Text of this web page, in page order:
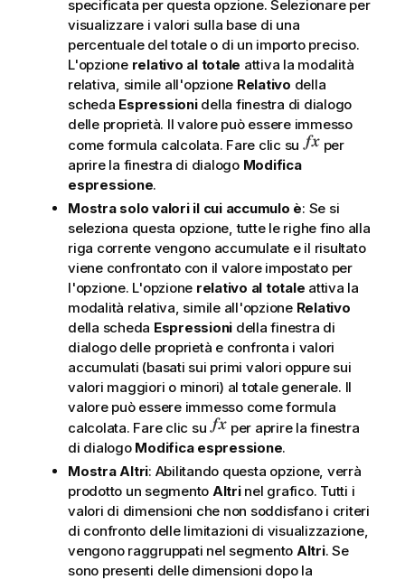
specificata per questa opzione. Selezionare per
visualizzare i valori sulla base di una
percentuale del totale o di un importo preciso.
L'opzione relativo al totale attiva la modalità
relativa, simile all'opzione Relativo della
scheda Espressionidella finestra di dialogo
delle proprietà. Il valore può essere immesso
come formula calcolata. Fare clic su
per
aprire la finestra di dialogo Modifica
espressione.
Mostra solo valori il cui accumulo è: Se si
seleziona questa opzione, tutte le righe fino alla
riga corrente vengono accumulate e il risultato
viene confrontato con il valore impostato per
l'opzione. L'opzione relativo al totale attiva la
modalità relativa, simile all'opzione Relativo
della scheda Espressioni della finestra di
dialogo delle proprietà e confronta i valori
accumulati (basati sui primi valori oppure sui
valori maggiori o minori) al totale generale. Il
valore può essere immesso come formula
calcolata. Fare clic su
per aprire la finestra
di dialogo Modifica espressione.
Mostra Altri: Abilitando questa opzione, verrà
prodotto un segmento Altrinel grafico. Tutti i
valori di dimensioni che non soddisfano i criteri
di confronto delle limitazioni di visualizzazione,
vengono raggruppati nel segmento Altri. Se
sono presenti delle dimensioni dopo la